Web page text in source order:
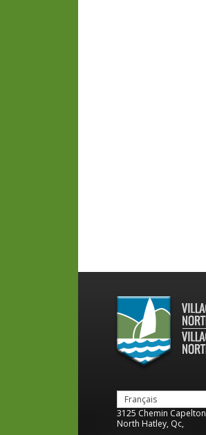
Français
3125 Chemin Capelton
North Hatley, Qc,